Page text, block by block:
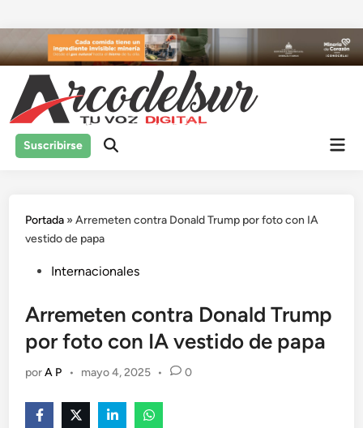
al
contenido
Suscribirse
Portada »Arremeten contra Donald Trump por foto con IA
vestido de papa
Publicado
Internacionales
Arremeten contra Donald Trump
por foto con IA vestido de papa
porA P • mayo 4, 2025 • 0